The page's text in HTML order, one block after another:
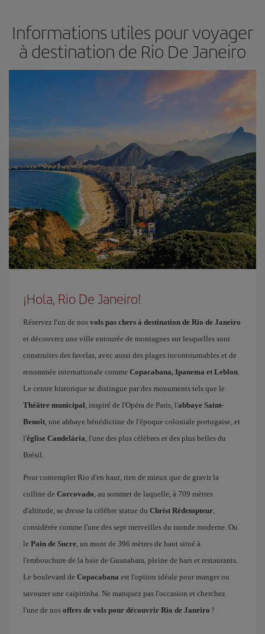
Informations utiles pour voyager
à destination de Rio De Janeiro
¡Hola, Rio De Janeiro!
Réservez l'un de nos vols pas chers à destination de Rio de Janeiro
et découvrez une ville entourée de montagnes sur lesquelles sont
construites des favelas, avec aussi des plages incontournables et de
renommée internationale comme Copacabana, Ipanema et Leblon
Le centre historique se distingue par des monuments tels que le
Théâtre municipal , inspiré de l'Opéra de Paris, l'abbaye Saint-
Benoît , une abbaye bénédictine de l'époque coloniale portugaise, et
l'église Candelária , l'une des plus célèbres et des plus belles du
Brésil.
Pour contempler Rio d'en haut, rien de mieux que de gravir la
colline de Corcovado , au sommet de laquelle, à 709 mètres
d'altitude, se dresse la célèbre statue du Christ Rédempteur
considérée comme l'une des sept merveilles du monde moderne. Ou
le Pain de Sucre , un mont de 396 mètres de haut situé à
l'embouchure de la baie de Guanabara, pleine de bars et restaurants.
Le boulevard de Copacabana est l'option idéale pour manger ou
savourer une caipirinha. Ne manquez pas l'occasion et cherchez
l'une de nos offres de vols pour découvrir Rio de Janeiro !